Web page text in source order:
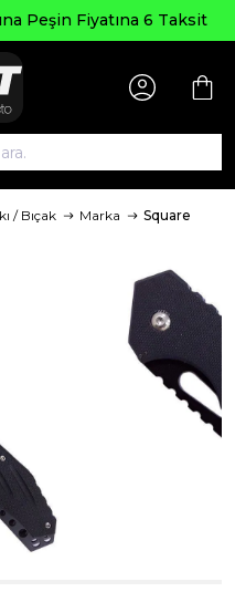
Peşin Fiyatına 6 Taksit
/ Bıçak Marka Square